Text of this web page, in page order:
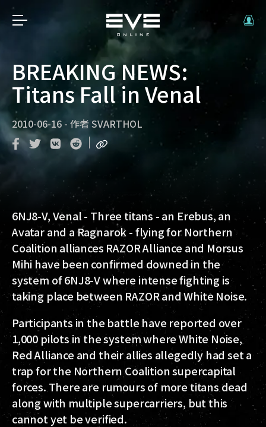
BREAKING NEWS:
Titans Fall in Venal
2010-06-16 - 作者 SVARTHOL
6NJ8-V, Venal- Three titans - an Erebus, an
Avatar and a Ragnarok - flying for Northern
Coalition alliances RAZOR Alliance and Morsus
Mihi have been confirmed downed in the
system of 6NJ8-V where intense fighting is
taking place between RAZOR and White Noise.
Participants in the battle have reported over
1,000 pilots in the system where White Noise,
Red Alliance and their allies allegedly had set a
trap for the Northern Coalition supercapital
forces. There are rumours of more titans dead
along with multiple supercarriers, but this
cannot yet be verified.